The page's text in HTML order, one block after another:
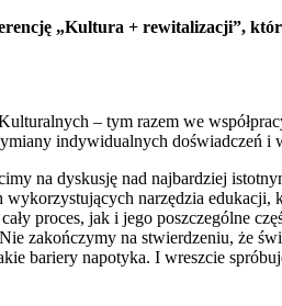
„Kultura + rewitalizacji”,
– tym razem we
indywidualnych doświadczeń i
na dyskusję nad najbardziej
narzędzia
proces, jak i jego poszczególne
zakończymy na stwierdzeniu, że
bariery napotyka. I wreszcie